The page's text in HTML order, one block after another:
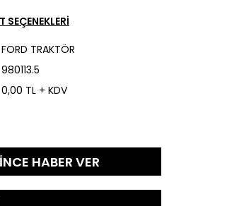
SEÇENEKLERİ
FORD TRAKTÖR
980113.5
0,00 TL + KDV
HABER VER